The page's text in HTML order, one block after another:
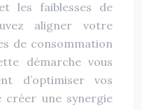
les faiblesses de
aligner votre
de consommation
démarche vous
d’optimiser vos
créer une synergie